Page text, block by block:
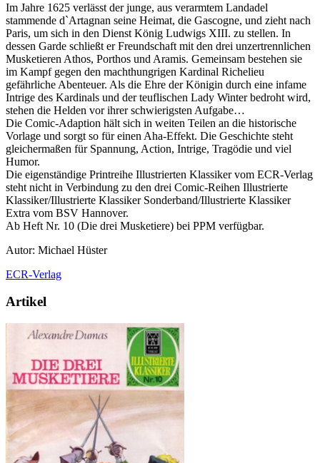
Im Jahre 1625 verlässt der junge, aus verarmtem Landadel
stammende d`Artagnan seine Heimat, die Gascogne, und zieht nach
Paris, um sich in den Dienst König Ludwigs XIII. zu stellen. In
dessen Garde schließt er Freundschaft mit den drei unzertrennlichen
Musketieren Athos, Porthos und Aramis. Gemeinsam bestehen sie
im Kampf gegen den machthungrigen Kardinal Richelieu
gefährliche Abenteuer. Als die Ehre der Königin durch eine infame
Intrige des Kardinals und der teuflischen Lady Winter bedroht wird,
stehen die Helden vor ihrer schwierigsten Aufgabe…
Die Comic-Adaption hält sich in weiten Teilen an die historische
Vorlage und sorgt so für einen Aha-Effekt. Die Geschichte steht
gleichermaßen für Spannung, Action, Intrige, Tragödie und viel
Humor.
Die eigenständige Printreihe Illustrierten Klassiker vom ECR-Verlag
steht nicht in Verbindung zu den drei Comic-Reihen Illustrierte
Klassiker/Illustrierte Klassiker Sonderband/Illustrierte Klassiker
Extra vom BSV Hannover.
Ab Heft Nr. 10 (Die drei Musketiere) bei PPM verfügbar.
Autor: Michael Hüster
ECR-Verlag
Artikel